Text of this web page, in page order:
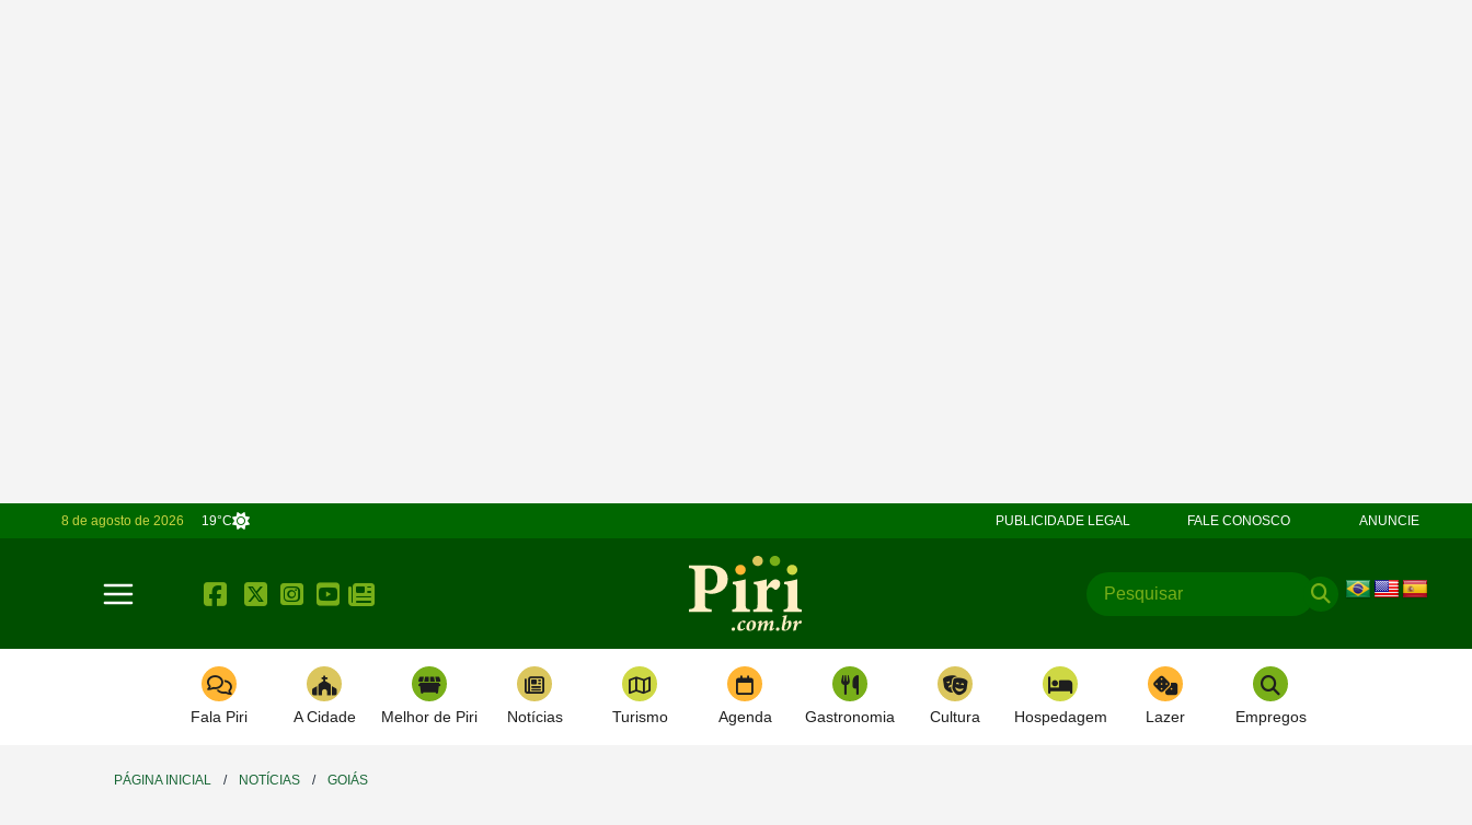
8 de agosto de 2026 19°C PUBLICIDADE LEGAL FALE CONOSCO ANUNCIE
Toggle navigation
Fala Piri A Cidade Melhor de Piri Notícias Turismo Agenda Gastronomia Cultura Hospedagem Lazer Empregos
PÁGINA INICIAL / NOTÍCIAS / GOIÁS